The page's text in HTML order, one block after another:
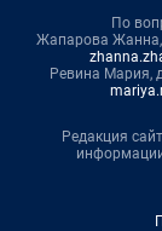
По
Жапарова Жанна,
Ревина Мария,
Редакция